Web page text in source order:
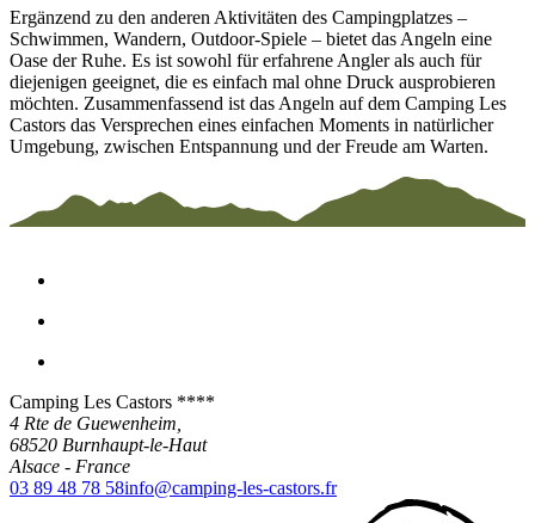
Ergänzend zu den anderen Aktivitäten des Campingplatzes –
Schwimmen, Wandern, Outdoor-Spiele – bietet das Angeln eine
Oase der Ruhe. Es ist sowohl für erfahrene Angler als auch für
diejenigen geeignet, die es einfach mal ohne Druck ausprobieren
möchten. Zusammenfassend ist das Angeln auf dem Camping Les
Castors das Versprechen eines einfachen Moments in natürlicher
Umgebung, zwischen Entspannung und der Freude am Warten.
Camping Les Castors ****
4 Rte de Guewenheim,
68520 Burnhaupt-le-Haut
Alsace - France
03 89 48 78 58info@camping-les-castors.fr